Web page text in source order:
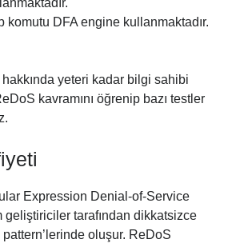
komutu DFA engine kullanmaktadır.
yeteri kadar bilgi sahibi
kavramını öğrenip bazı testler
Expression Denial-of-Service
geliştiriciler tarafından dikkatsizce
oluşur. ReDoS